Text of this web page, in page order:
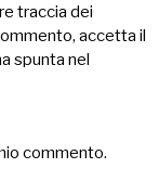
traccia dei
accetta il
spunta nel
commento.